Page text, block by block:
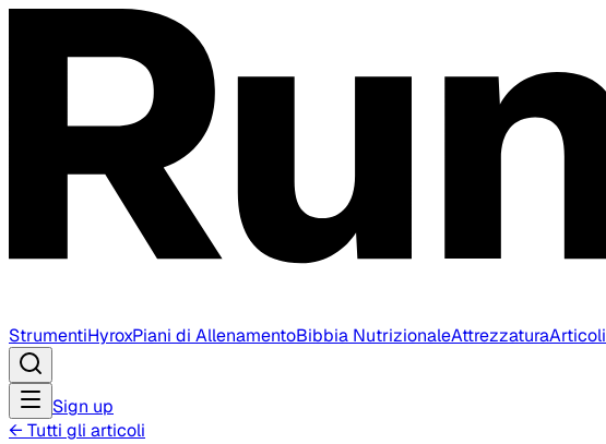
StrumentiHyroxPiani di AllenamentoBibbia NutrizionaleAttrezzaturaArticoli
Sign up
← Tutti gli articoli